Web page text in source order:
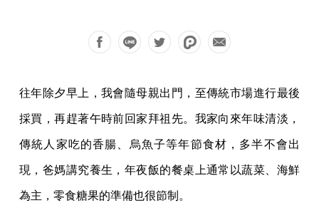
往年除夕早上，我會隨母親出門，至傳統市場進行最後
採買，再趕著午時前回家拜祖先。我家向來年味清淡，
傳統人家吃的香腸、烏魚子等年節食材，多半不會出
現，爸媽講究養生，年夜飯的餐桌上通常以蔬菜、海鮮
為主，零食糖果的準備也很節制。